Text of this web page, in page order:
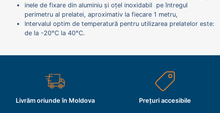
inele de fixare din aluminiu și oțel inoxidabil pe întregul
perimetru al prelatei, aproximativ la fiecare 1 metru,
Intervalul optim de temperatură pentru utilizarea prelatelor este:
de la -20°C la 40°C.
Livrăm oriunde în Moldova Prețuri accesibile